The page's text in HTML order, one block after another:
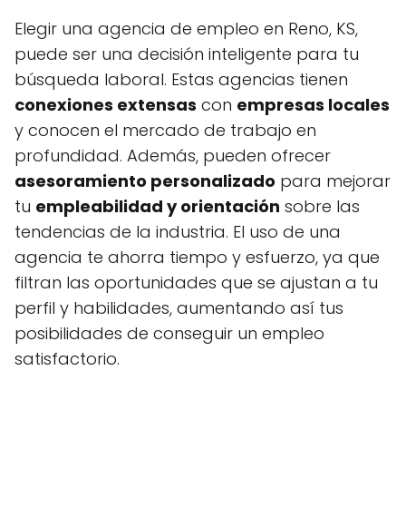
Elegir una agencia de empleo en Reno, KS,
puede ser una decisión inteligente para tu
búsqueda laboral. Estas agencias tienen
conexiones extensas con empresas locales
y conocen el mercado de trabajo en
profundidad. Además, pueden ofrecer
asesoramiento personalizado para mejorar
tu empleabilidad y orientación sobre las
tendencias de la industria. El uso de una
agencia te ahorra tiempo y esfuerzo, ya que
filtran las oportunidades que se ajustan a tu
perfil y habilidades, aumentando así tus
posibilidades de conseguir un empleo
satisfactorio.